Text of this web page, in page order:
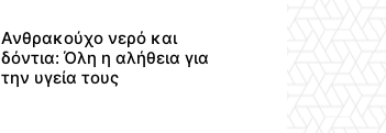
Ανθρακούχο νερό και
δόντια: Όλη η αλήθεια για
την υγεία τους